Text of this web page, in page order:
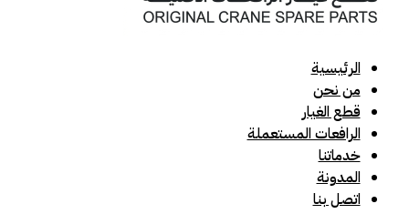
الرئيسية
من نحن
قطع الغيار
الرافعات المستعملة
خدماتنا
المدونة
اتصل بنا